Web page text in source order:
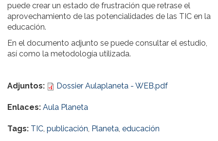
puede crear un estado de frustración que retrase el
aprovechamiento de las potencialidades de las TIC en la
educación.
En el documento adjunto se puede consultar el estudio,
así como la metodología utilizada.
Adjuntos: Dossier Aulaplaneta - WEB.pdf
Enlaces: Aula Planeta
Tags: TIC, publicación, Planeta, educación